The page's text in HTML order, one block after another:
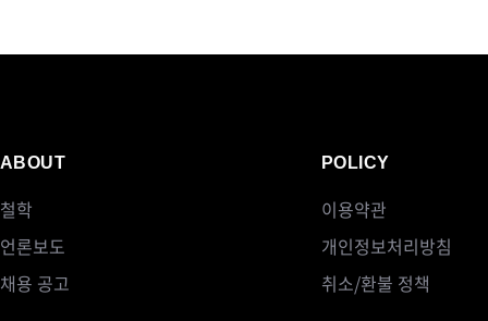
ABOUT
철학
언론보도
채용 공고
POLICY
이용약관
개인정보처리방침
취소/환불 정책